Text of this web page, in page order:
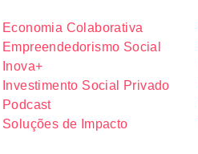
Economia Colaborativa
Empreendedorismo Social
Inova+
Investimento Social Privado
Podcast
Soluções de Impacto